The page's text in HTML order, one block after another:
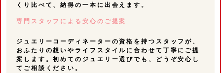
くり比べて、納得の一本に出会えます。
専門スタッフによる安心のご提案
ジュエリーコーディネーターの資格を持つスタッフが、
おふたりの想いやライフスタイルに合わせて丁寧にご提
案します。初めてのジュエリー選びでも、どうぞ安心し
てご相談ください。